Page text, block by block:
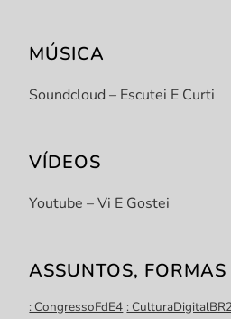
MÚSICA
Soundcloud – Escutei E Curti
VÍDEOS
Youtube – Vi E Gostei
ASSUNTOS, FORMAS
: CongressoFdE4 :